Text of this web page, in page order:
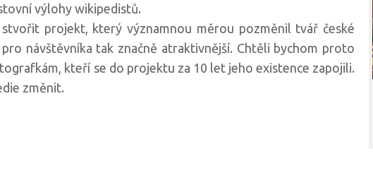
výlohy wikipedistů.
projekt, který významnou měrou pozměnil tvář české
návštěvníka tak značně atraktivnější. Chtěli bychom proto
kteří se do projektu za 10 let jeho existence zapojili.
změnit.